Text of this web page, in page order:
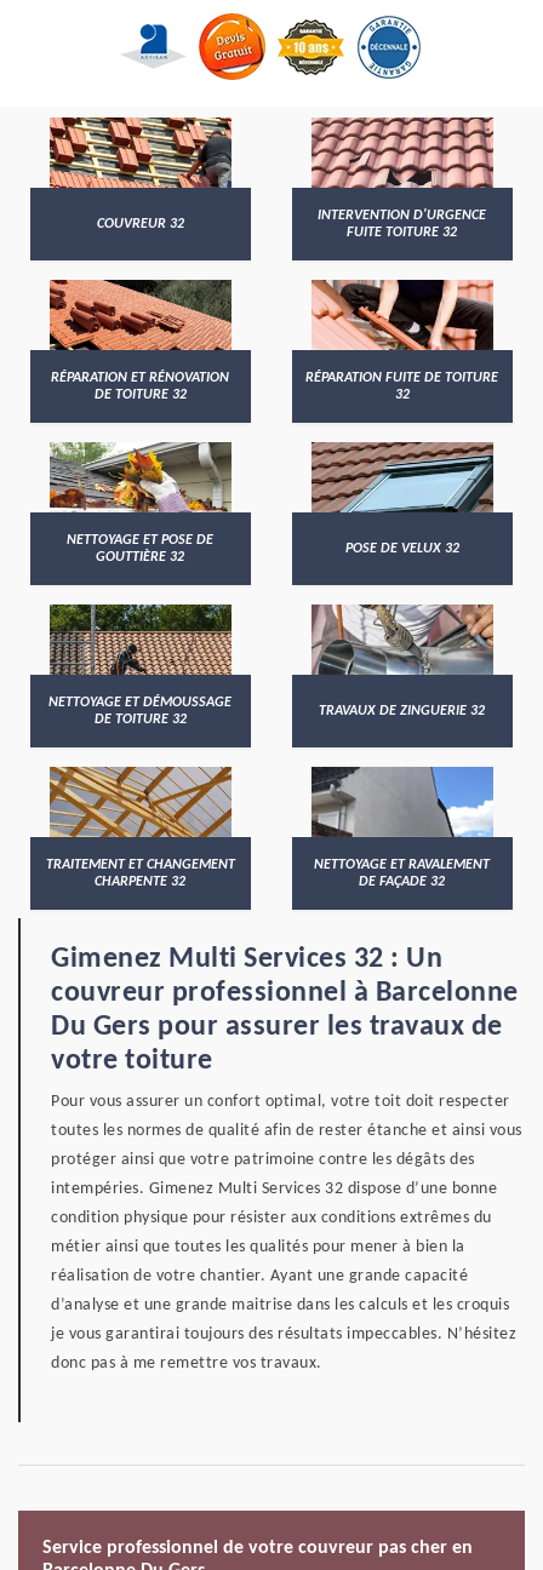
COUVREUR 32
INTERVENTION D'URGENCE
FUITE TOITURE 32
RÉPARATION ET RÉNOVATION
DE TOITURE 32
RÉPARATION FUITE DE TOITURE
32
NETTOYAGE ET POSE DE
GOUTTIÈRE 32
POSE DE VELUX 32
NETTOYAGE ET DÉMOUSSAGE
DE TOITURE 32
TRAVAUX DE ZINGUERIE 32
TRAITEMENT ET CHANGEMENT
CHARPENTE 32
NETTOYAGE ET RAVALEMENT
DE FAÇADE 32
Gimenez Multi Services 32 : Un
couvreur professionnel à Barcelonne
Du Gers pour assurer les travaux de
votre toiture
Pour vous assurer un confort optimal, votre toit doit respecter
toutes les normes de qualité afin de rester étanche et ainsi vous
protéger ainsi que votre patrimoine contre les dégâts des
intempéries. Gimenez Multi Services 32 dispose d’une bonne
condition physique pour résister aux conditions extrêmes du
métier ainsi que toutes les qualités pour mener à bien la
réalisation de votre chantier. Ayant une grande capacité
d’analyse et une grande maitrise dans les calculs et les croquis
je vous garantirai toujours des résultats impeccables. N’hésitez
donc pas à me remettre vos travaux.
Service professionnel de votre couvreur pas cher en